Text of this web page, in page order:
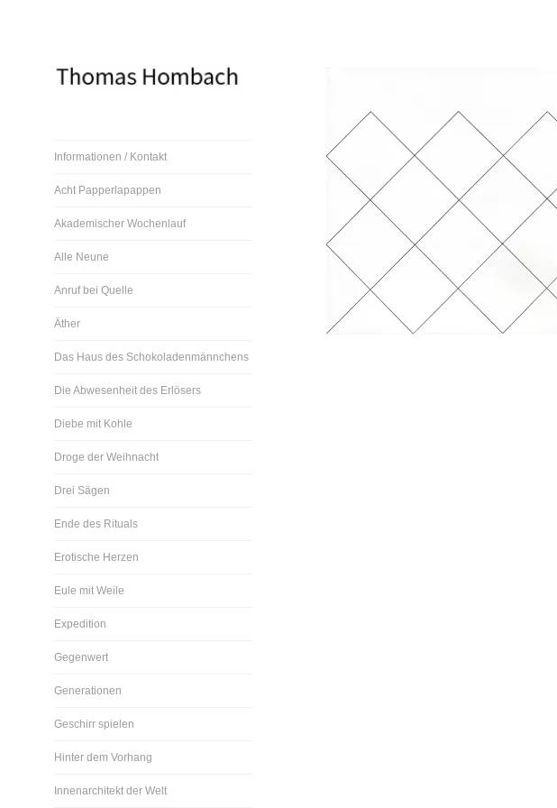
Thomas Hombach, Bildender
Informationen / Kontakt
Acht Papperlapappen
Akademischer Wochenlauf
Alle Neune
Anruf bei Quelle
Äther
Das Haus des Schokoladenmännchens
Die Abwesenheit des Erlösers
Diebe mit Kohle
Droge der Weihnacht
Drei Sägen
Ende des Rituals
Erotische Herzen
Eule mit Weile
Expedition
Gegenwert
Generationen
Geschirr spielen
Hinter dem Vorhang
Innenarchitekt der Welt